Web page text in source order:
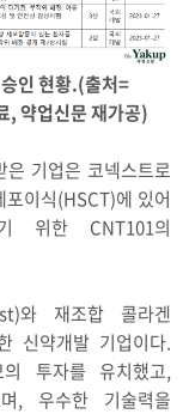
인 현황.(출처=
, 약업신문 재가공)
기업은 코넥스트로
이식(HSCT)에 있어
기 위한 CNT101의
와 재조합 콜라겐
신약개발 기업이다.
투자를 유치했고,
, 우수한 기술력을